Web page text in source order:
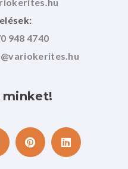
948 4740
minket!